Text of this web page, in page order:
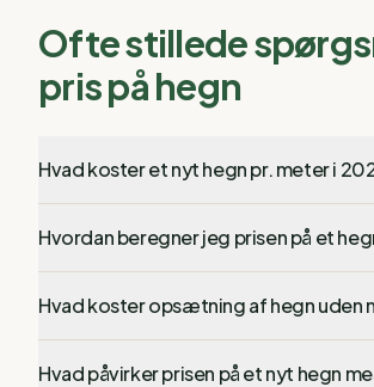
Ofte stillede
pris på hegn
Hvad koster et nyt hegn pr. meter i
Hvordan beregner jeg prisen på et
Hvad koster opsætning af hegn uden
Hvad påvirker prisen på et nyt hegn